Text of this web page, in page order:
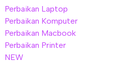
Perbaikan Laptop
Perbaikan Komputer
Perbaikan Macbook
Perbaikan Printer
NEW